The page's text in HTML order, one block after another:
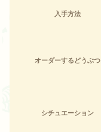
入手方法
オーダーするどうぶつ
シチュエーション